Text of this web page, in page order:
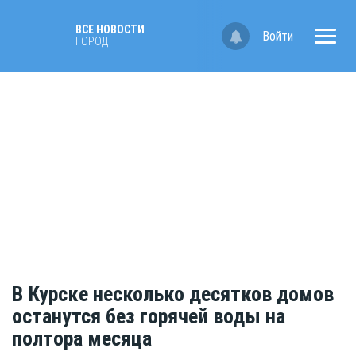
ВСЕ НОВОСТИ
ГОРОД
Войти
В Курске несколько десятков домов
останутся без горячей воды на
полтора месяца